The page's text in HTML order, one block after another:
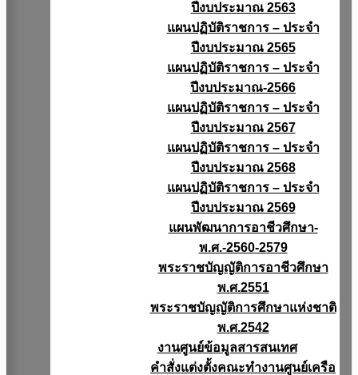
ปีงบประมาณ 2563
แผนปฏิบัติราชการ – ประจำ
ปีงบประมาณ 2565
แผนปฏิบัติราชการ – ประจำ
ปีงบประมาณ-2566
แผนปฏิบัติราชการ – ประจำ
ปีงบประมาณ 2567
แผนปฏิบัติราชการ – ประจำ
ปีงบประมาณ 2568
แผนปฏิบัติราชการ – ประจำ
ปีงบประมาณ 2569
แผนพัฒนาการอาชีวศึกษา-
พ.ศ.-2560-2579
พระราชบัญญัติการอาชีวศึกษา
พ.ศ.2551
พระราชบัญญัติการศึกษาแห่งชาติ
พ.ศ.2542
งานศูนย์ข้อมูลสารสนเทศ
คำสั่งแต่งตั้งคณะทำงานศูนย์เครือ